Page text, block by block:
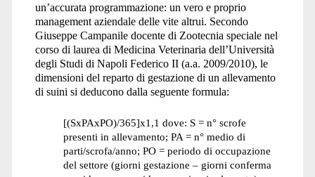
un’accurata programmazione: un vero e proprio
management aziendale delle vite altrui. Secondo
Giuseppe Campanile docente di Zootecnia speciale nel
corso di laurea di Medicina Veterinaria dell’Università
degli Studi di Napoli Federico II (a.a. 2009/2010), le
dimensioni del reparto di gestazione di un allevamento
di suini si deducono dalla seguente formula:
[(SxPAxPO)/365]x1,1 dove: S = n° scrofe
presenti in allevamento; PA = n° medio di
parti/scrofa/anno; PO = periodo di occupazione
del settore (giorni gestazione – giorni conferma